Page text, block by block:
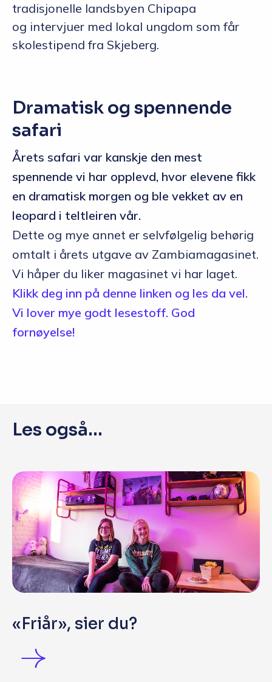
tradisjonelle landsbyen Chipapa
og intervjuer med lokal ungdom som får
skolestipend fra Skjeberg.
Dramatisk og spennende
safari
Årets safari var kanskje den mest
spennende vi har opplevd, hvor elevene fikk
en dramatisk morgen og ble vekket av en
leopard i teltleiren vår.
Dette og mye annet er selvfølgelig behørig
omtalt i årets utgave av Zambiamagasinet.
Vi håper du liker magasinet vi har laget.
Klikk deg inn på denne linken og les da vel.
Vi lover mye godt lesestoff. God
fornøyelse!
Les også...
«Friår», sier du?